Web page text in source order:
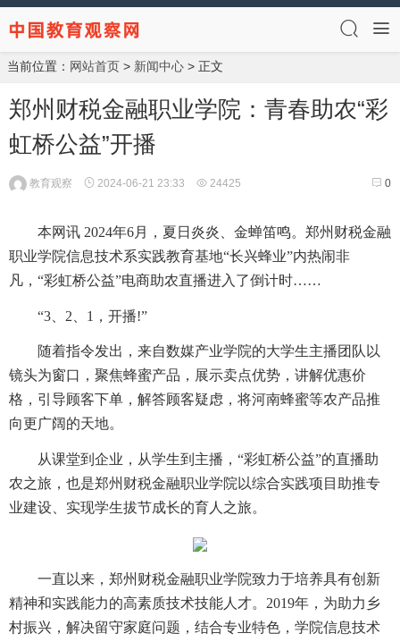
当前位置： 网站首页 > 新闻中心 > 正文
郑州财税金融职业学院：青春助农“彩
虹桥公益”开播
0
教育观察 2024-06-21 23:33 24425
本网讯 2024年6月，夏日炎炎、金蝉笛鸣。郑州财税金融
职业学院信息技术系实践教育基地“长兴蜂业”内热闹非
凡，“彩虹桥公益”电商助农直播进入了倒计时……
“3、2、1，开播!”
随着指令发出，来自数媒产业学院的大学生主播团队以
镜头为窗口，聚焦蜂蜜产品，展示卖点优势，讲解优惠价
格，引导顾客下单，解答顾客疑虑，将河南蜂蜜等农产品推
向更广阔的天地。
从课堂到企业，从学生到主播，“彩虹桥公益”的直播助
农之旅，也是郑州财税金融职业学院以综合实践项目助推专
业建设、实现学生拔节成长的育人之旅。
一直以来，郑州财税金融职业学院致力于培养具有创新
精神和实践能力的高素质技术技能人才。2019年，为助力乡
村振兴，解决留守家庭问题，结合专业特色，学院信息技术